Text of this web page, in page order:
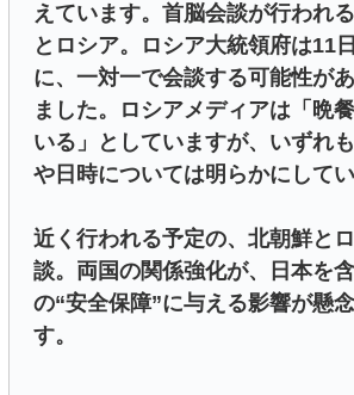
えています。首脳会談が行われ
とロシア。ロシア大統領府は11
に、一対一で会談する可能性が
ました。ロシアメディアは「晩
いる」としていますが、いずれ
や日時については明らかにしてい
近く行われる予定の、北朝鮮と
談。両国の関係強化が、日本を
の“安全保障”に与える影響が懸
す。